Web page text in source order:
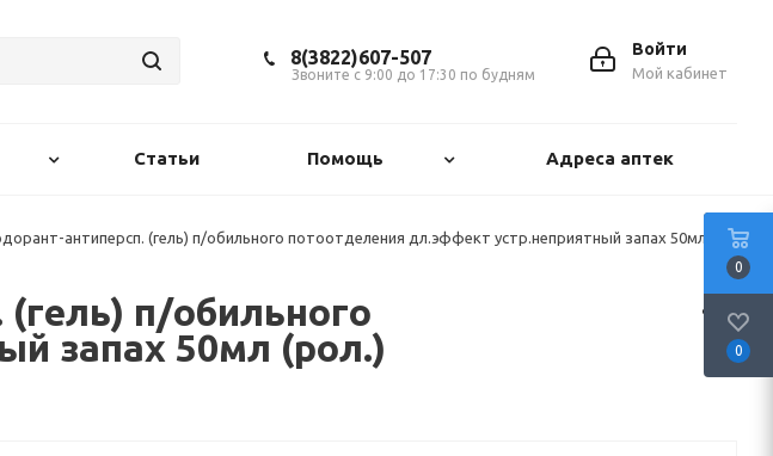
Войти
Мой кабинет
8(3822)607-507
Звоните с 9:00 до 17:30 по будням
Статьи Помощь Адреса аптек
антиперсп. (гель) п/обильного потоотделения дл.эффект устр.неприятный запах 50мл
п/обильного
запах 50мл (рол.)
0
0